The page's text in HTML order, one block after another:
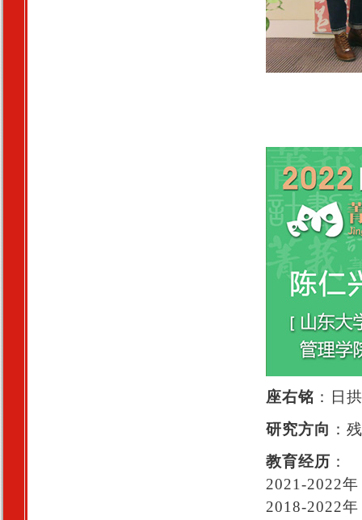
座右铭 ：日
研究方向 ：
教育经历 ：
2021-2022
2018-2022